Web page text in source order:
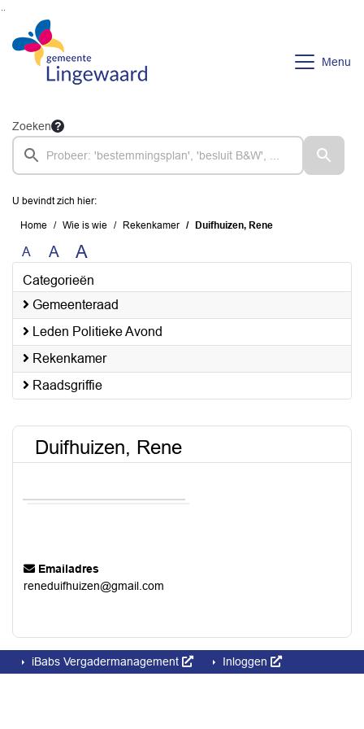
Ga naar de inhoud van deze pagina
Ga naar het zoeken
Ga naar het menu
Menu
Zoeken
U bevindt zich hier:
Home Wie is wie Rekenkamer Duifhuizen, Rene
A A A
Categorieën
Gemeenteraad
Leden Politieke Avond
Rekenkamer
Raadsgriffie
Duifhuizen, Rene
Emailadres
reneduifhuizen@gmail.com
iBabs Vergadermanagement Inloggen